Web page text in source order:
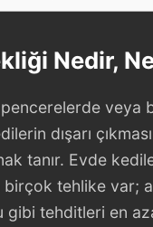
Nedir,
veya
dışarı
tanır. Evde
birçok tehlike var;
gibi tehditleri en